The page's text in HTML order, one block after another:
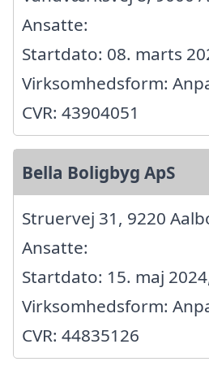
Ansatte:
Startdato: 08. marts
Virksomhedsform:
CVR: 43904051
Bella Boligbyg ApS
Struervej 31, 9220
Ansatte:
Startdato: 15. maj
Virksomhedsform:
CVR: 44835126